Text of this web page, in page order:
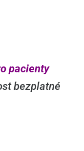
pacienty
bezplatné